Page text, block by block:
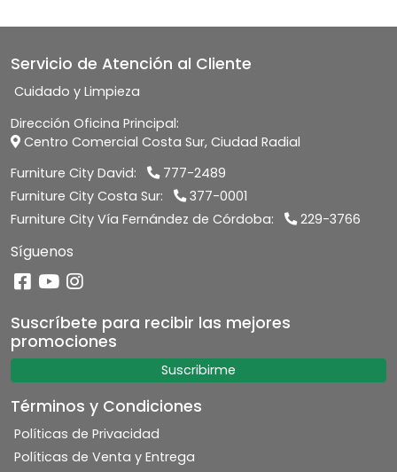
Servicio de Atención al Cliente
Cuidado y Limpieza
Dirección Oficina Principal:
Centro Comercial Costa Sur, Ciudad Radial
Furniture City David:
777-2489
Furniture City Costa Sur:
377-0001
Furniture City Vía Fernández de Córdoba:
229-3766
Síguenos
Suscríbete para recibir las mejores
promociones
Suscribirme
Términos y Condiciones
Políticas de Privacidad
Políticas de Venta y Entrega